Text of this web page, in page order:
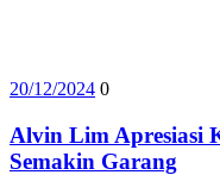
20/12/2024 0
Alvin Lim Apresiasi
Semakin Garang